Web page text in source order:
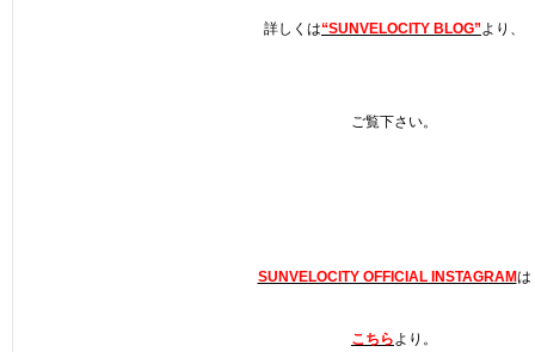
詳しくは“SUNVELOCITY BLOG”より、
ご覧下さい。
SUNVELOCITY OFFICIAL INSTAGRAMは
こちらより。